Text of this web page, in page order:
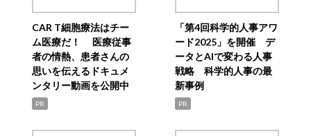
CAR T細胞療法はチー
ム医療だ！ 医療従事
者の情熱、患者さんの
思いを伝えるドキュメ
ンタリー動画を公開中
PR
「第4回科学的人事アワ
ード2025」を開催 デ
ータとAIで変わる人事
戦略 科学的人事の最
新事例
PR